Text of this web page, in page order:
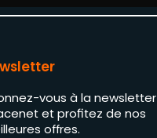
vous à la newsletter
et profitez de nos
offres.